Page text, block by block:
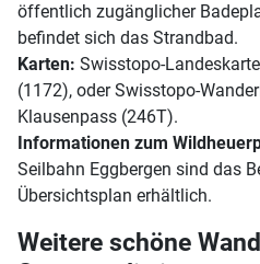
öffentlich zugänglicher
befindet sich das Strandbad.
Karten: Swisstopo-
(1172), oder Swisstopo-
Klausenpass (246T).
Informationen zum
Seilbahn Eggbergen sind das
Übersichtsplan erhältlich.
Weitere schöne